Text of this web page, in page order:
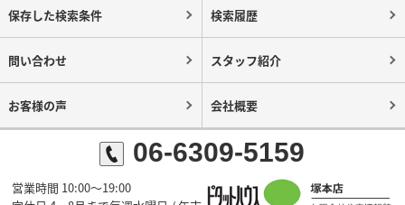
保存した検索条件 検索履歴
問い合わせ スタッフ紹介
お客様の声 会社概要
06-6309-5159
営業時間 10:00～19:00